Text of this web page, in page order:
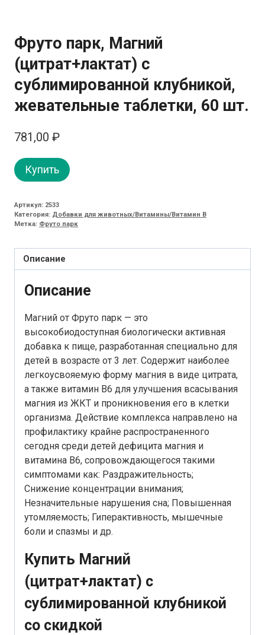
Фруто парк, Магний
(цитрат+лактат) с
сублимированной клубникой,
жевательные таблетки, 60 шт.
781,00 ₽
Купить
Артикул: 2533
Категория: Добавки для животных/Витамины/Витамин B
Метка: Фруто парк
Описание
Описание
Магний от Фруто парк — это
высокобиодоступная биологически активная
добавка к пище, разработанная специально для
детей в возрасте от 3 лет. Содержит наиболее
легкоусвояемую форму магния в виде цитрата,
а также витамин В6 для улучшения всасывания
магния из ЖКТ и проникновения его в клетки
организма. Действие комплекса направлено на
профилактику крайне распространенного
сегодня среди детей дефицита магния и
витамина В6, сопровождающегося такими
симптомами как: Раздражительность;
Снижение концентрации внимания;
Незначительные нарушения сна; Повышенная
утомляемость; Гиперактивность, мышечные
боли и спазмы и др.
Купить Магний
(цитрат+лактат) с
сублимированной клубникой
со скидкой